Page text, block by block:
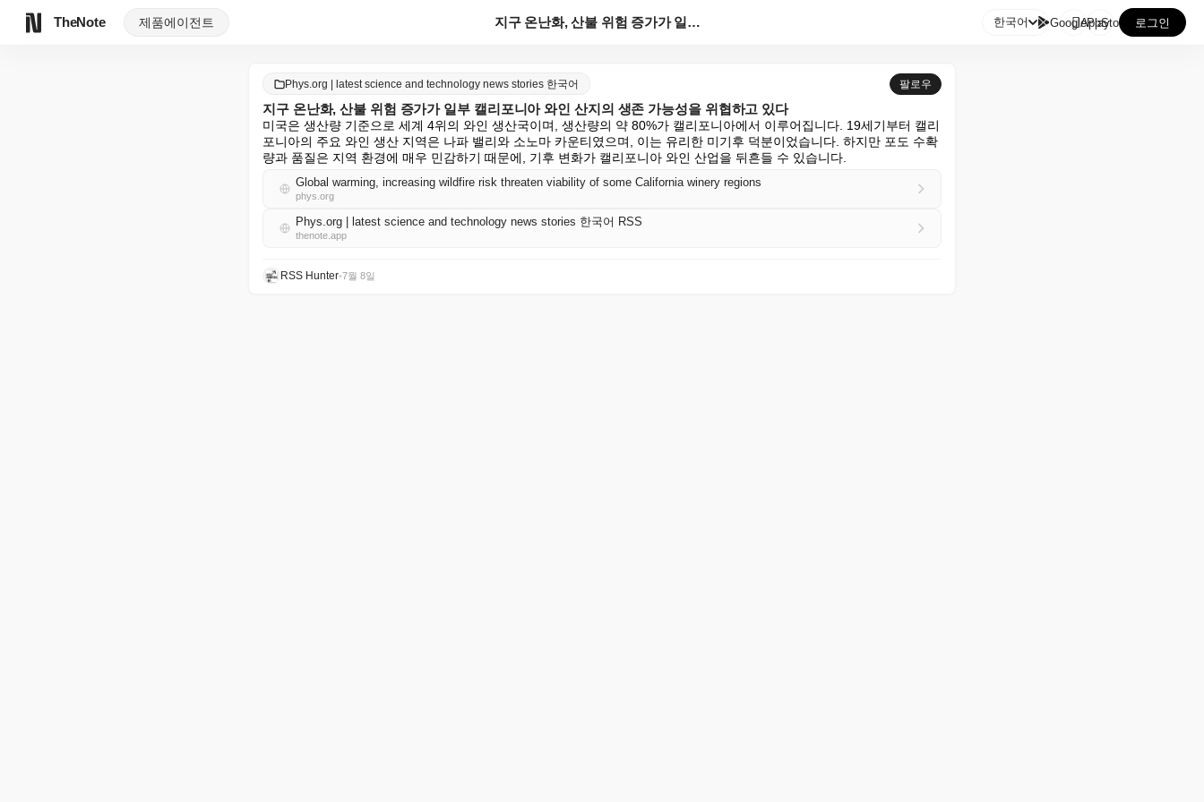
TheNote 제품에이전트 지구 온난화, 산불 위험 증가가 일부 캘리포니아 와인 ... 한국어 GooglePlay
AppStore 로그인
Phys.org | latest science and technology news stories 한국어 팔로우
지구 온난화, 산불 위험 증가가 일부 캘리포니아 와인 산지의 생존 가능성을 위협하고 있다
미국은 생산량 기준으로 세계 4위의 와인 생산국이며, 생산량의 약 80%가 캘리포니아에서 이루어집니다. 19세기부터 캘리
포니아의 주요 와인 생산 지역은 나파 밸리와 소노마 카운티였으며, 이는 유리한 미기후 덕분이었습니다. 하지만 포도 수확
량과 품질은 지역 환경에 매우 민감하기 때문에, 기후 변화가 캘리포니아 와인 산업을 뒤흔들 수 있습니다.
Global warming, increasing wildfire risk threaten viability of some California winery regions
phys.org
Phys.org | latest science and technology news stories 한국어 RSS
thenote.app
RSS Hunter•7월 8일